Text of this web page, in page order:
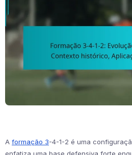
A formação 3-4-1-2 é uma
enfatiza uma base defensiva forte